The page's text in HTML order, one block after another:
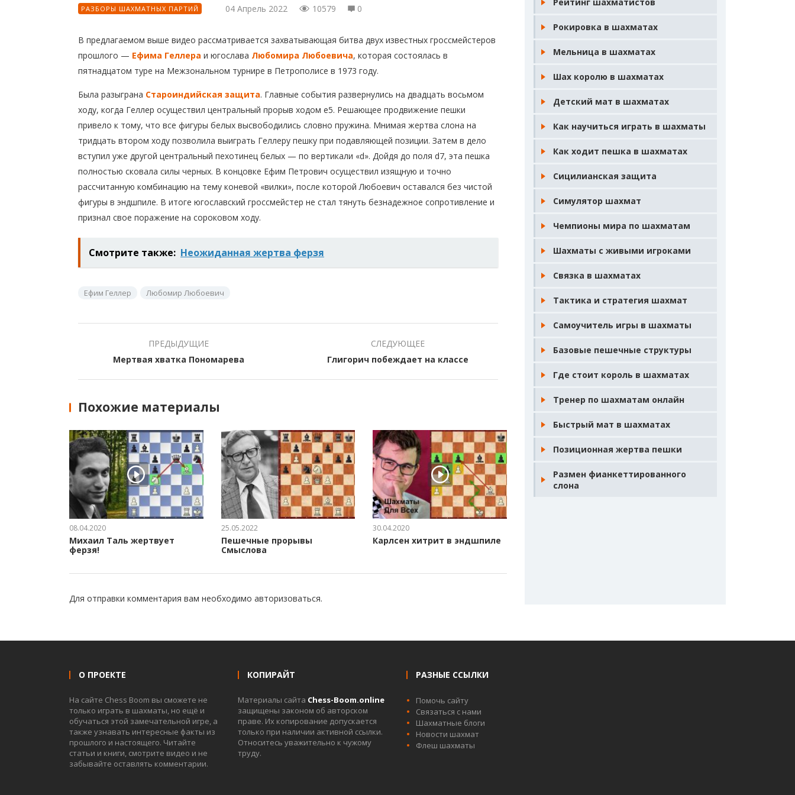
РАЗБОРЫ ШАХМАТНЫХ ПАРТИЙ 04 Апрель 2022 10579 0
В предлагаемом выше видео рассматривается захватывающая битва двух известных гроссмейстеров
прошлого — Ефима Геллера и югослава Любомира Любоевича, которая состоялась в
пятнадцатом туре на Межзональном турнире в Петрополисе в 1973 году.
Была разыграна Староиндийская защита. Главные события развернулись на двадцать восьмом
ходу, когда Геллер осуществил центральный прорыв ходом е5. Решающее продвижение пешки
привело к тому, что все фигуры белых высвободились словно пружина. Мнимая жертва слона на
тридцать втором ходу позволила выиграть Геллеру пешку при подавляющей позиции. Затем в дело
вступил уже другой центральный пехотинец белых — по вертикали «d». Дойдя до поля d7, эта пешка
полностью сковала силы черных. В концовке Ефим Петрович осуществил изящную и точно
рассчитанную комбинацию на тему коневой «вилки», после которой Любоевич оставался без чистой
фигуры в эндшпиле. В итоге югославский гроссмейстер не стал тянуть безнадежное сопротивление и
признал свое поражение на сороковом ходу.
Смотрите также: Неожиданная жертва ферзя
Ефим Геллер Любомир Любоевич
ПРЕДЫДУЩИЕ
Мертвая хватка Пономарева
СЛЕДУЮЩЕЕ
Глигорич побеждает на классе
Похожие материалы
08.04.2020
Михаил Таль жертвует
ферзя!
25.05.2022
Пешечные прорывы
Смыслова
30.04.2020
Карлсен хитрит в эндшпиле
Для отправки комментария вам необходимо авторизоваться.
Рейтинг шахматистов
Рокировка в шахматах
Мельница в шахматах
Шах королю в шахматах
Детский мат в шахматах
Как научиться играть в шахматы
Как ходит пешка в шахматах
Сицилианская защита
Симулятор шахмат
Чемпионы мира по шахматам
Шахматы с живыми игроками
Связка в шахматах
Тактика и стратегия шахмат
Самоучитель игры в шахматы
Базовые пешечные структуры
Где стоит король в шахматах
Тренер по шахматам онлайн
Быстрый мат в шахматах
Позиционная жертва пешки
Размен фианкеттированного
слона
О ПРОЕКТЕ
На сайте Chess Boom вы сможете не
только играть в шахматы, но ещё и
обучаться этой замечательной игре, а
также узнавать интересные факты из
прошлого и настоящего. Читайте
статьи и книги, смотрите видео и не
забывайте оставлять комментарии.
КОПИРАЙТ
Материалы сайта Chess-Boom.online
защищены законом об авторском
праве. Их копирование допускается
только при наличии активной ссылки.
Относитесь уважительно к чужому
труду.
РАЗНЫЕ ССЫЛКИ
Помочь сайту
Связаться с нами
Шахматные блоги
Новости шахмат
Флеш шахматы